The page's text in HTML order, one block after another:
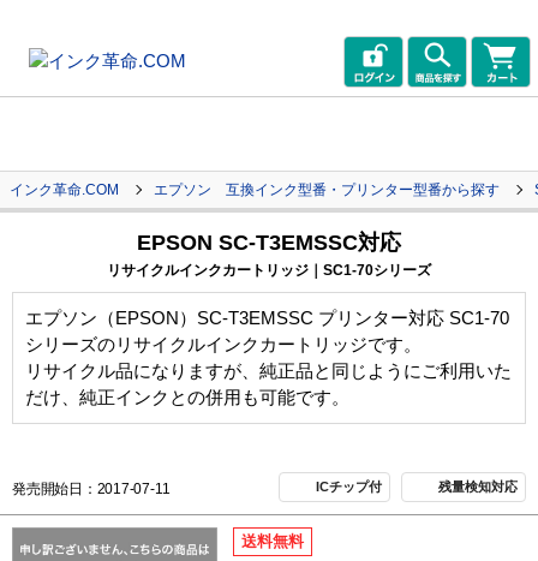
インク革命.COM エプソン 互換インク型番・プリンター型番から探す
EPSON SC-T3EMSSC対応
リサイクルインクカートリッジ｜SC1-70シリーズ
エプソン（EPSON）SC-T3EMSSC プリンター対応 SC1-70
シリーズのリサイクルインクカートリッジです。
リサイクル品になりますが、純正品と同じようにご利用いた
だけ、純正インクとの併用も可能です。
発売開始日：2017-07-11 ICチップ付 残量検知対応
送料無料